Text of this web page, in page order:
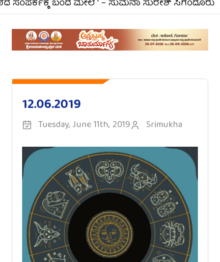
ಬಂದ ಮೇಲೆ ‘ – ಸುಮನಾ ಸುರೇಶ್ ಸಿಗಂದೂರು
12.06.2019
Tuesday, June 11th, 2019 Srimukha